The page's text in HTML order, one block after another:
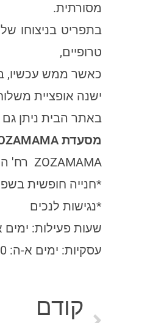
מסורתית.
בתפריט בניצוחו
טרופיים,
כאשר ממש עכשיו,
ישנה אופציית
באתר הבית ניתן
מסעדת ZOZAMAMA מיוצגת ע"י משרדה של לימור כרסנטי וכבר עושה חשק לבוא ולחוות את תאילנד מרחוק
ZOZAMAMA רח' החרושת 10 חוצות המפרץ חיפה
*חנייה חופשית
*נגישות לנכים
שעות פעילות: ימים א-ש:
עסקיות: ימים א-ה: 12:00-17:00 *למעט חגים וחוה"מ
קודם